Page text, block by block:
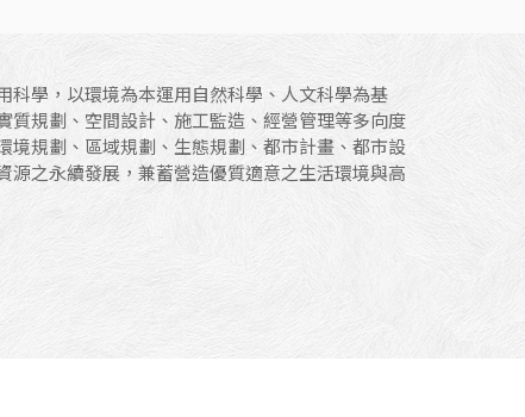
學，以環境為本運用自然科學、人文科學為基
規劃、空間設計、施工監造、經營管理等多向度
規劃、區域規劃、生態規劃、都市計畫、都市設
之永續發展，兼蓄營造優質適意之生活環境與高